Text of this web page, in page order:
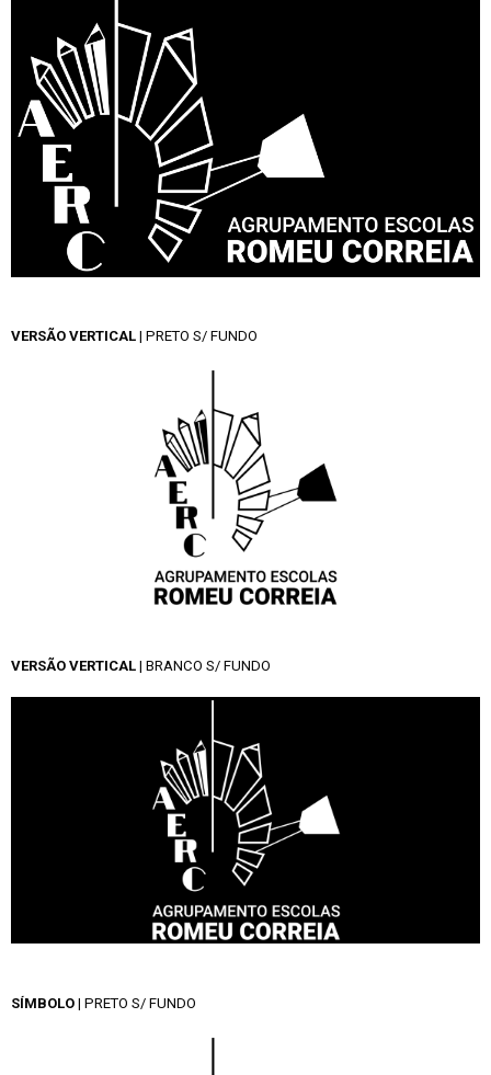
VERSÃO VERTICAL | PRETO S/ FUNDO
VERSÃO VERTICAL | BRANCO S/ FUNDO
SÍMBOLO | PRETO S/ FUNDO